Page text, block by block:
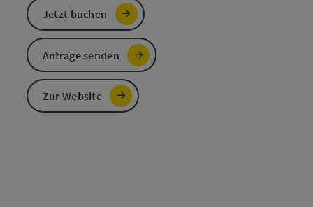
Jetzt buchen
Anfrage senden
Zur Website